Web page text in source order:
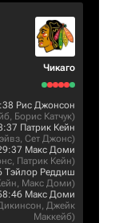
Чикаго
Рис Джонсон
, Борис Катчук)
Патрик Кейн
, Сет Джонс)
Макс Доми
, Патрик Кейн)
Тэйлор Реддиш
, Макс Доми)
Макс Доми
, Джейк
Маккейб)